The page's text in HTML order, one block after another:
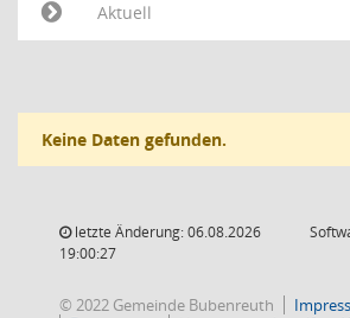
Aktuell
Keine Daten gefunden.
letzte Änderung: 06.08.2026
19:00:27
© 2022 Gemeinde Bubenreuth